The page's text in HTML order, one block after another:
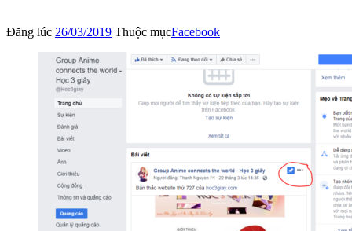
Đăng lúc 26/03/2019 Thuộc mụcFacebook